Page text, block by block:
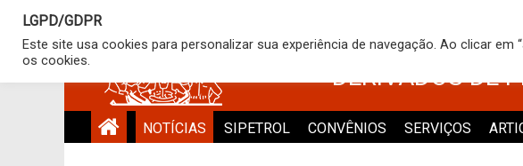
SINDICATO DOS
DERIVADOS DE
NOTÍCIAS SIPETROL CONVÊNIOS SERVIÇOS
LGPD/GDPR
Este site usa cookies para personalizar sua experiência de navegação. Ao clicar em
os cookies.